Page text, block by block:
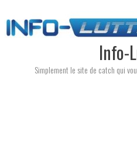
to
content
Info-
Simplement le site de catch qui